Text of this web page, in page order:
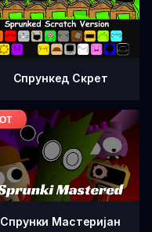
Спрункед Скрет
Спрунки Мастеријан